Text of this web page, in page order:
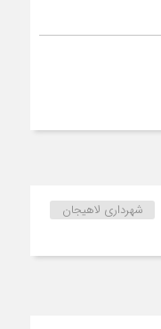
شهرداری لاهیجان